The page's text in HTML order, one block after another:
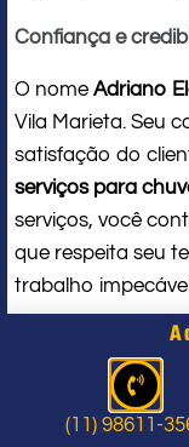
Confiança e
O nome Adriano
Vila Marieta. Seu
satisfação do
serviços para
serviços, você
que respeita seu
trabalho
Problema
indicam a
profissional
(11) 98611-